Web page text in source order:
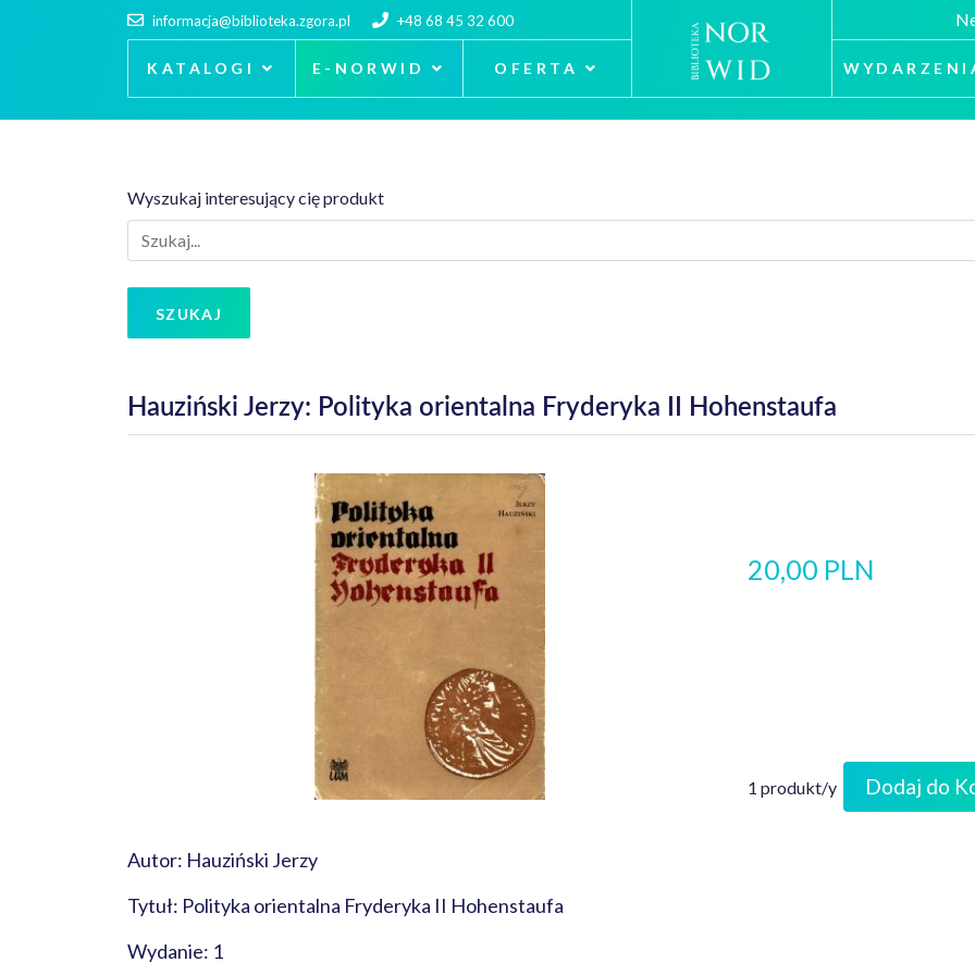
informacja@biblioteka.zgora.pl +48 68 45 32 600
KATALOGI E-NORWID OFERTA
Wyszukaj interesujący cię produkt
SZUKAJ
Hauziński Jerzy: Polityka orientalna Fryderyka II Hohenstaufa
20,00 PLN
1 produkt/y Dodaj do
Autor: Hauziński Jerzy
Tytuł: Polityka orientalna Fryderyka II Hohenstaufa
Wydanie: 1